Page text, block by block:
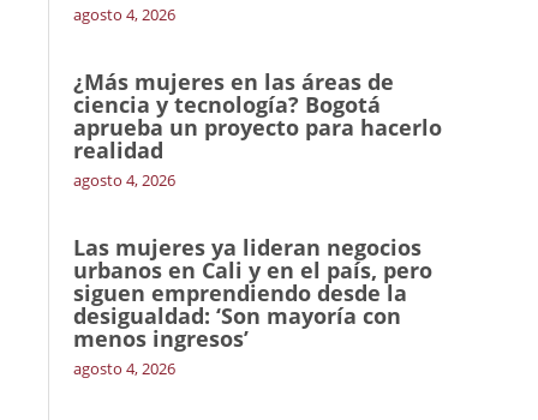
agosto 4, 2026
¿Más mujeres en las áreas de
ciencia y tecnología? Bogotá
aprueba un proyecto para hacerlo
realidad
agosto 4, 2026
Las mujeres ya lideran negocios
urbanos en Cali y en el país, pero
siguen emprendiendo desde la
desigualdad: ‘Son mayoría con
menos ingresos’
agosto 4, 2026